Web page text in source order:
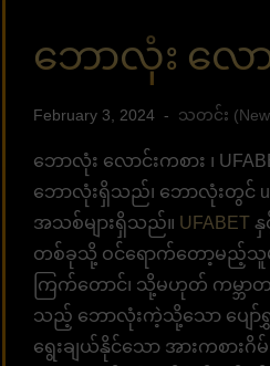
ဘောလုံး လေ
February 3, 2024 သတင်း
ဘောလုံး လောင်းကစား ၊
ဘောလုံးရှိသည်၊ ဘောလုံးတွင်
အသစ်များရှိသည်။ UFABET
တစ်ခုသို့ ဝင်ရောက်တော့မည့်သူမျ
ကြက်တောင်၊ သို့မဟုတ် ကမ္ဘာတ
သည့် ဘောလုံးကဲ့သို့သော ပျော်ရွှ
ရွေးချယ်နိုင်သော အားကစားဂိမ်း